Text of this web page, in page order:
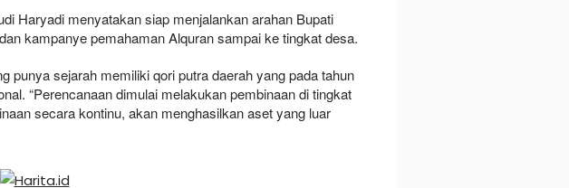
Haryadi menyatakan siap menjalankan arahan Bupati
kampanye pemahaman Alquran sampai ke tingkat desa.
punya sejarah memiliki qori putra daerah yang pada tahun
“Perencanaan dimulai melakukan pembinaan di tingkat
secara kontinu, akan menghasilkan aset yang luar